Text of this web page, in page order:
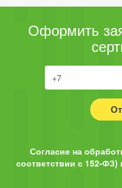
Оформить
Согласие на
соответствии с 152-